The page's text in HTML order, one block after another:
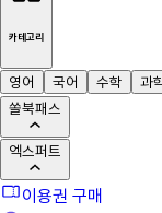
카테고리
영어 국어 수학 과
쏠북패스
엑스퍼트
이용권 구매